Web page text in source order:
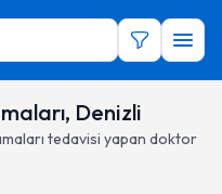
Denizli
tedavisi yapan doktor